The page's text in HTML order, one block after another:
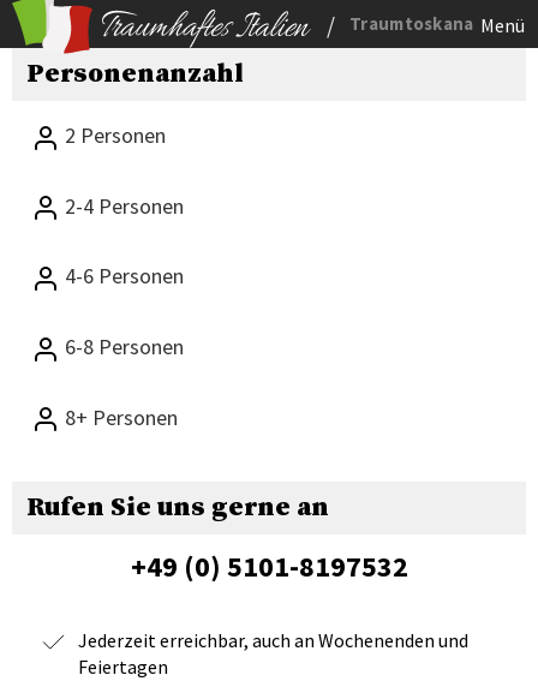
/ Traumtoskana Menü
Personenanzahl
2 Personen
2-4 Personen
4-6 Personen
6-8 Personen
8+ Personen
Rufen Sie uns gerne an
+49 (0) 5101-8197532
Jederzeit erreichbar, auch an Wochenenden und
Feiertagen